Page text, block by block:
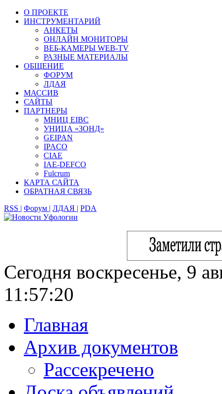
О ПРОЕКТЕ
ИНСТРУМЕНТАРИЙ
АНКЕТЫ
ОНЛАЙН МОНИТОРЫ
ВЕБ-КАМЕРЫ WEB-TV
РАЗНЫЕ МАТЕРИАЛЫ
ОБЩЕНИЕ
ФОРУМ
ЛДАЯ
МАССИВ
САЙТЫ
ПАРТНЕРЫ
МНИЦ EIBC
УНИЦА «ЗОНД»
GEIPAN
IPACO
CIAE
IAE-DEFCO
Fulcrum
КАРТА САЙТА
ОБРАТНАЯ СВЯЗЬ
RSS | Форум | ЛДАЯ | PDA
Сегодня воскресенье, 9
11:57:21
Главная
Архив документов
Рассекречено